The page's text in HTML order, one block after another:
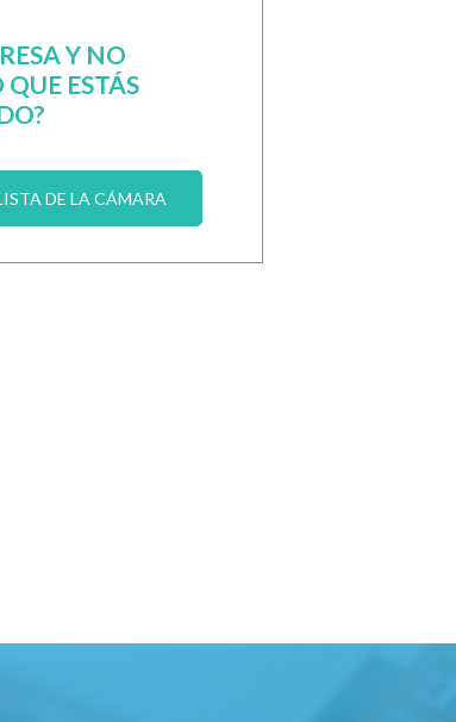
Y NO
ESTÁS
DE LA CÁMARA